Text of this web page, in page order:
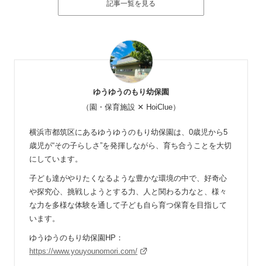
記事一覧を見る
ゆうゆうのもり幼保園
（園・保育施設 ✕ HoiClue）
横浜市都筑区にあるゆうゆうのもり幼保園は、0歳児から5
歳児が“その子らしさ”を発揮しながら、育ち合うことを大切
にしています。
子ども達がやりたくなるような豊かな環境の中で、好奇心
や探究心、挑戦しようとする力、人と関わる力なと、様々
な力を多様な体験を通して子ども自ら育つ保育を目指して
います。
ゆうゆうのもり幼保園HP：
https://www.youyounomori.com/